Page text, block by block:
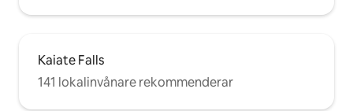
Kaiate Falls
141 lokalinvånare rekommenderar